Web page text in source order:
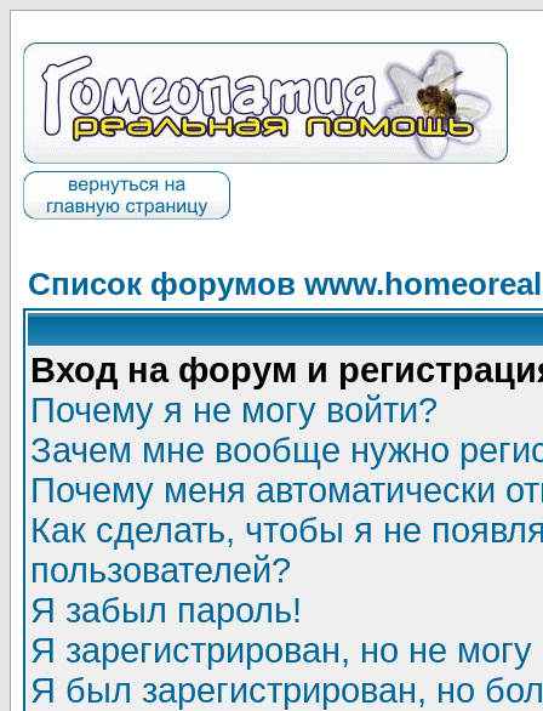
Список форумов
Вход на форум и
Почему я не могу войти?
Зачем мне вообще нужно
Почему меня автоматически
Как сделать, чтобы я не
пользователей?
Я забыл пароль!
Я зарегистрирован, но не могу
Я был зарегистрирован, но